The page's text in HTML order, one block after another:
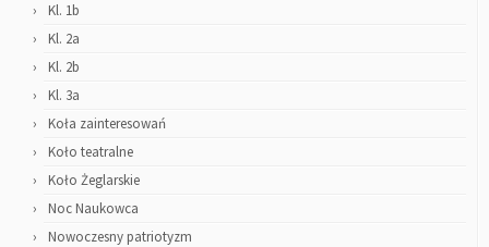
Kl. 1b
Kl. 2a
Kl. 2b
Kl. 3a
Koła zainteresowań
Koło teatralne
Koło Żeglarskie
Noc Naukowca
Nowoczesny patriotyzm